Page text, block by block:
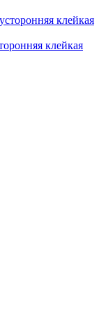
клейкая